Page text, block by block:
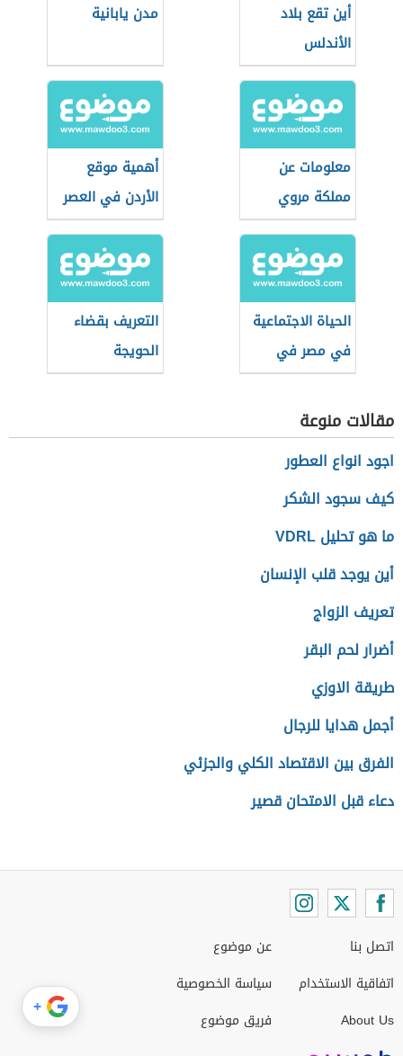
أين تقع بلاد
الأندلس
مدن يابانية
معلومات عن
مملكة مروي
أهمية موقع
الأردن في العصر
المملوكي
الحياة الاجتماعية
في مصر في
العصر العثماني
التعريف بقضاء
الحويجة
مقالات منوعة
اجود انواع العطور
كيف سجود الشكر
ما هو تحليل VDRL
أين يوجد قلب الإنسان
تعريف الزواج
أضرار لحم البقر
طريقة الاوزي
أجمل هدايا للرجال
الفرق بين الاقتصاد الكلي والجزئي
دعاء قبل الامتحان قصير
اتصل بنا
اتفاقية الاستخدام
About Us
عن موضوع
سياسة الخصوصية
فريق موضوع
+